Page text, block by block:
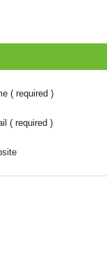
( required )
( required )